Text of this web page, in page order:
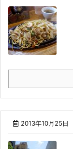
2013年10月25日